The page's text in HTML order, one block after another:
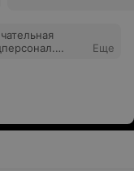
вся
природа
для
Еще